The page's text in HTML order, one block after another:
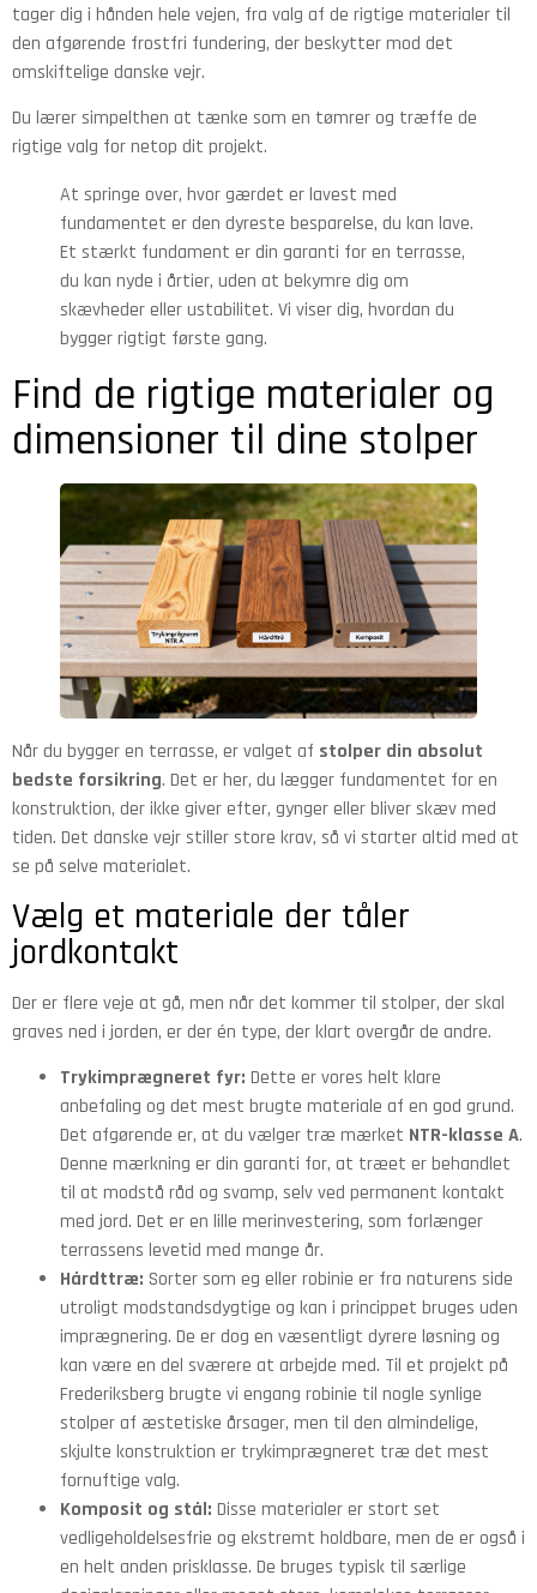
tager dig i hånden hele vejen, fra valg af de rigtige materialer til
den afgørende frostfri fundering, der beskytter mod det
omskiftelige danske vejr.
Du lærer simpelthen at tænke som en tømrer og træffe de
rigtige valg for netop dit projekt.
At springe over, hvor gærdet er lavest med
fundamentet er den dyreste besparelse, du kan lave.
Et stærkt fundament er din garanti for en terrasse,
du kan nyde i årtier, uden at bekymre dig om
skævheder eller ustabilitet. Vi viser dig, hvordan du
bygger rigtigt første gang.
Find de rigtige materialer og
dimensioner til dine stolper
Når du bygger en terrasse, er valget af stolper din absolut
bedste forsikring. Det er her, du lægger fundamentet for en
konstruktion, der ikke giver efter, gynger eller bliver skæv med
tiden. Det danske vejr stiller store krav, så vi starter altid med at
se på selve materialet.
Vælg et materiale der tåler
jordkontakt
Der er flere veje at gå, men når det kommer til stolper, der skal
graves ned i jorden, er der én type, der klart overgår de andre.
Trykimprægneret fyr: Dette er vores helt klare
anbefaling og det mest brugte materiale af en god grund.
Det afgørende er, at du vælger træ mærket NTR-klasse A.
Denne mærkning er din garanti for, at træet er behandlet
til at modstå råd og svamp, selv ved permanent kontakt
med jord. Det er en lille merinvestering, som forlænger
terrassens levetid med mange år.
Hårdttræ: Sorter som eg eller robinie er fra naturens side
utroligt modstandsdygtige og kan i princippet bruges uden
imprægnering. De er dog en væsentligt dyrere løsning og
kan være en del sværere at arbejde med. Til et projekt på
Frederiksberg brugte vi engang robinie til nogle synlige
stolper af æstetiske årsager, men til den almindelige,
skjulte konstruktion er trykimprægneret træ det mest
fornuftige valg.
Komposit og stål: Disse materialer er stort set
vedligeholdelsesfrie og ekstremt holdbare, men de er også i
en helt anden prisklasse. De bruges typisk til særlige